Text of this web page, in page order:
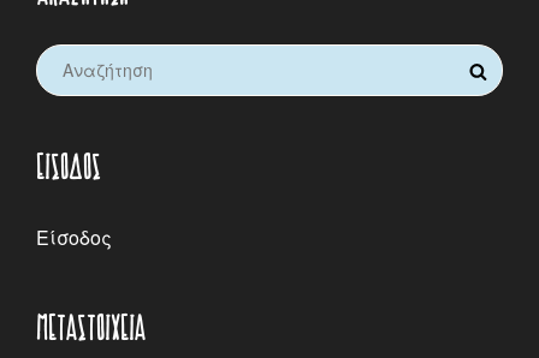
Search
for:
SEARCH
ΕΊΣΟΔΟΣ
Είσοδος
ΜΕΤΑΣΤΟΙΧΕΊΑ